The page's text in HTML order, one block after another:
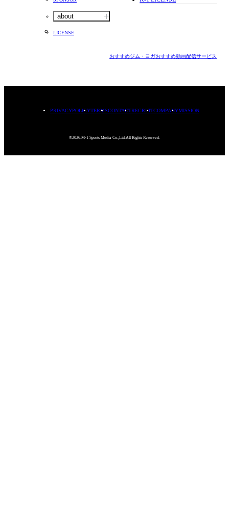
about
LICENSE
おすすめジム・ヨガおすすめ動画配信サービス
PRIVACYPOLICYTERMSCONTACTRECRUITCOMPANYMISSION
©2026.M-1 Sports Media Co.,Ltd.All Rights Reserved.